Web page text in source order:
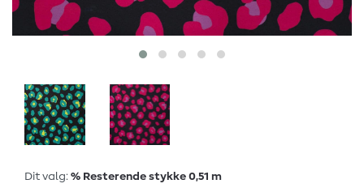
Dit valg: % Resterende stykke 0,51 m